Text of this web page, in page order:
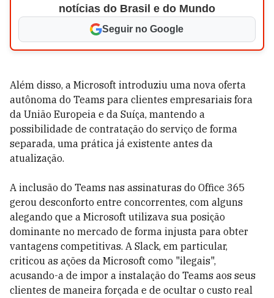
notícias do Brasil e do Mundo
Seguir no Google
Além disso, a Microsoft introduziu uma nova oferta
autônoma do Teams para clientes empresariais fora
da União Europeia e da Suíça, mantendo a
possibilidade de contratação do serviço de forma
separada, uma prática já existente antes da
atualização.
A inclusão do Teams nas assinaturas do Office 365
gerou desconforto entre concorrentes, com alguns
alegando que a Microsoft utilizava sua posição
dominante no mercado de forma injusta para obter
vantagens competitivas. A Slack, em particular,
criticou as ações da Microsoft como "ilegais",
acusando-a de impor a instalação do Teams aos seus
clientes de maneira forçada e de ocultar o custo real